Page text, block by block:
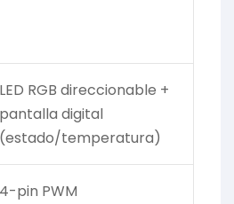
LED RGB direccionable +
pantalla digital
(estado/temperatura)
4-pin PWM